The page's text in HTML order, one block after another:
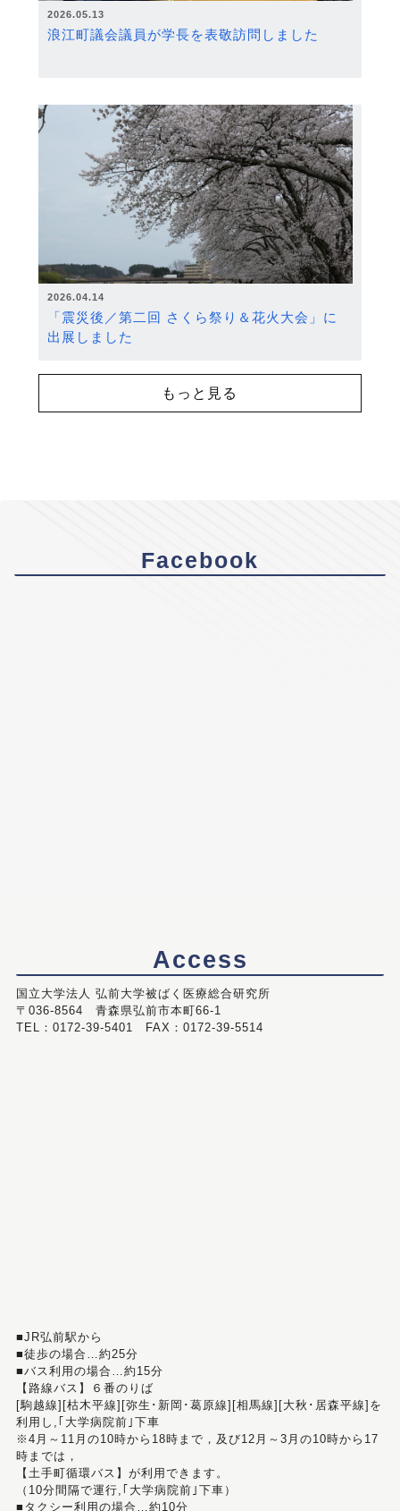
2026.05.13
浪江町議会議員が学長を表敬訪問しました
2026.04.14
「震災後／第二回 さくら祭り＆花火大会」に
出展しました
もっと見る
Facebook
Access
国立大学法人 弘前大学被ばく医療総合研究所
〒036-8564 青森県弘前市本町66-1
TEL：0172-39-5401 FAX：0172-39-5514
■JR弘前駅から
■徒歩の場合…約25分
■バス利用の場合…約15分
【路線バス】６番のりば
[駒越線][枯木平線][弥生･新岡･葛原線][相馬線][大秋･居森平線]を
利用し,｢大学病院前｣下車
※4月～11月の10時から18時まで，及び12月～3月の10時から17
時までは，
【土手町循環バス】が利用できます。
（10分間隔で運行,｢大学病院前｣下車）
■タクシー利用の場合…約10分